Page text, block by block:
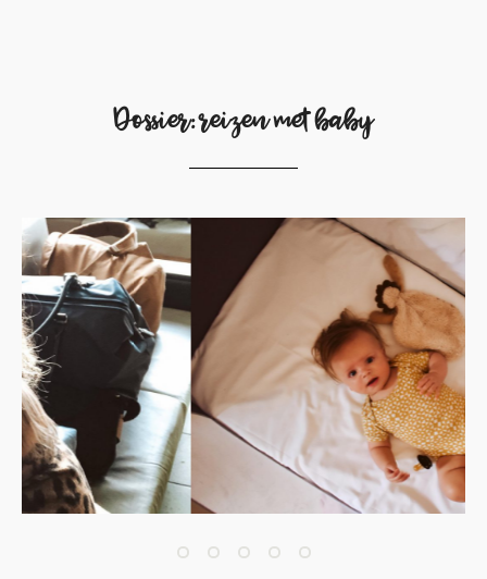
Dossier: reizen met baby